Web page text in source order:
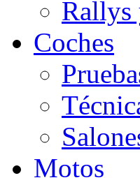
Rallys
Coches
Motos